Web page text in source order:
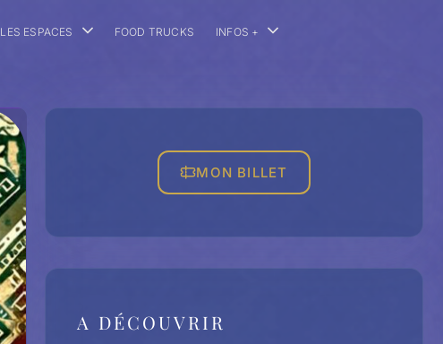
LES ESPACES FOOD TRUCKS INFOS +
MON BILLET
A DÉCOUVRIR